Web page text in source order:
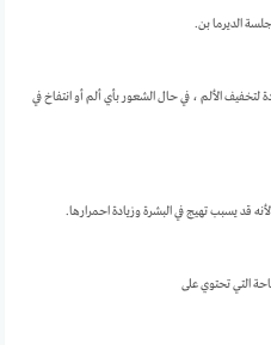
الألم ، في حال الشعور بأي ألم أو انتفاخ في
التي تحتوي على